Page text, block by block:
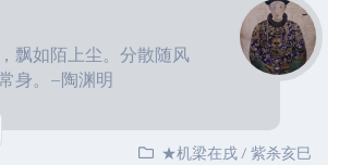
飘如陌上尘。分散随风
身。–陶渊明
★机梁在戌/紫杀亥巳